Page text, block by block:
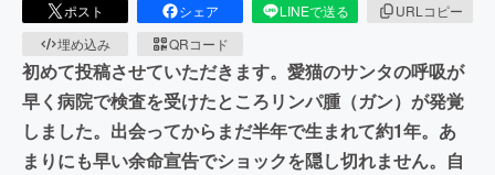
ポスト シェア LINEで送る
URLコピー
埋め込み
QRコード
初めて投稿させていただきます。愛猫のサンタの呼吸が
早く病院で検査を受けたところリンパ腫（ガン）が発覚
しました。出会ってからまだ半年で生まれて約1年。あ
まりにも早い余命宣告でショックを隠し切れません。自